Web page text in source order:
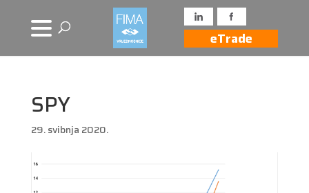
eTrade
SPY
29. svibnja 2020.